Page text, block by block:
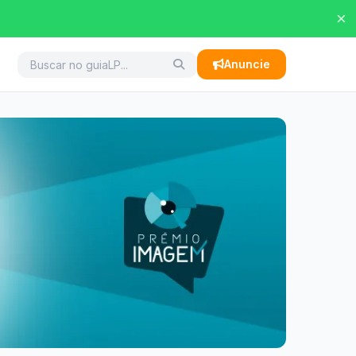
×
Anuncie